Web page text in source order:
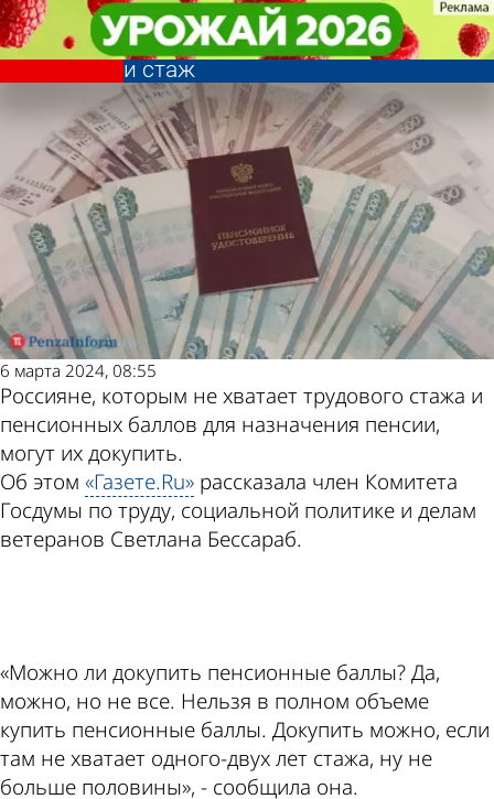
Пензенцы могут докупить
недостающие пенсионные баллы
и стаж
Общество
6 марта 2024, 08:55
Россияне, которым не хватает трудового стажа и
пенсионных баллов для назначения пенсии,
могут их докупить.
Об этом «Газете.Ru» рассказала член Комитета
Госдумы по труду, социальной политике и делам
ветеранов Светлана Бессараб.
«Можно ли докупить пенсионные баллы? Да,
можно, но не все. Нельзя в полном объеме
купить пенсионные баллы. Докупить можно, если
там не хватает одного-двух лет стажа, ну не
больше половины», - сообщила она.
Пензенцы могут докупить
недостающие пенсионные баллы
и стаж
Общество
Другие новости по
теме
Погода и курсы
валют в Пензе